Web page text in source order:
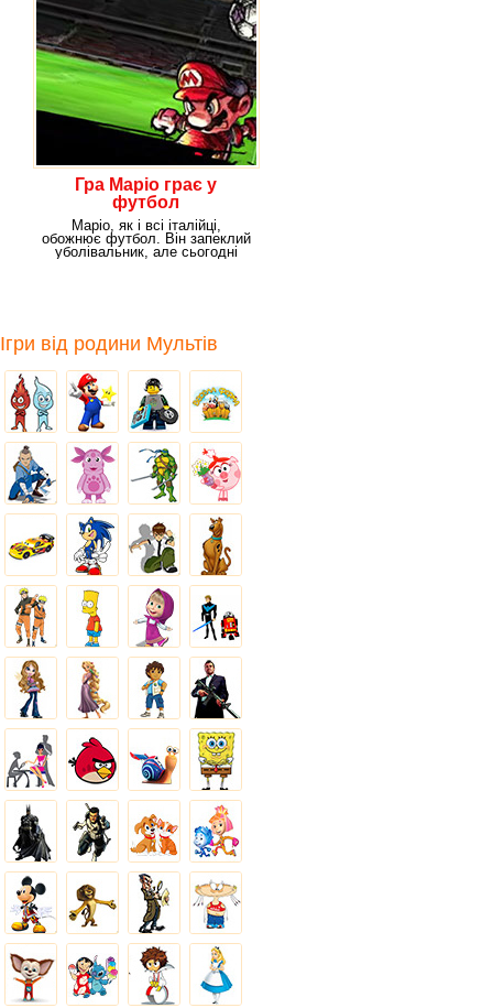
Гра Маріо грає у
футбол
Маріо, як і всі італійці,
обожнює футбол. Він запеклий
уболівальник, але сьогодні
Ігри від родини Мультів